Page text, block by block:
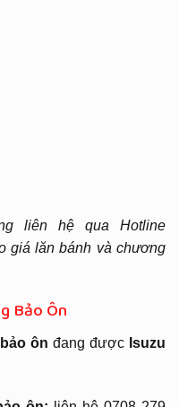
liên hệ qua Hotline
giá lăn bánh và chương
Bảo Ôn
ôn đang được Isuzu